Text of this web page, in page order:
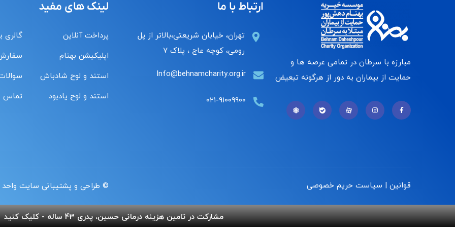
مبارزه با سرطان در تمامی عرصه ها و
حمایت از بیماران به دور از هرگونه تبعیض
ارتباط با ما
تهران، خیابان شریعتی،بالاتر از پل
رومی، کوچه عاج ، پلاک ۷
Info@behnamcharity.org.ir
۰۲۱-۹۱۰۰۹۹۰۰
لینک های مفید
پرداخت آنلاین
اپلیکیشن بهنام
استند و لوح شادباش
استند و لوح یادبود
گالری
تماس
قوانین | سیاست حریم خصوصی © طراحی و پشتیبانی سایت
مشارکت در تامین هزینه درمانی حسین، پدری 43 ساله - کلیک کنید